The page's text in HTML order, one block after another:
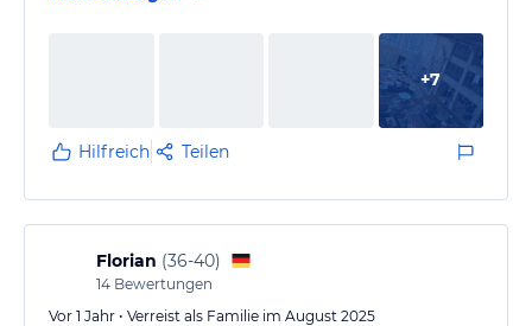
+7
Hilfreich Teilen
Florian (36-40)
14 Bewertungen
Vor 1 Jahr • Verreist als Familie im August 2025